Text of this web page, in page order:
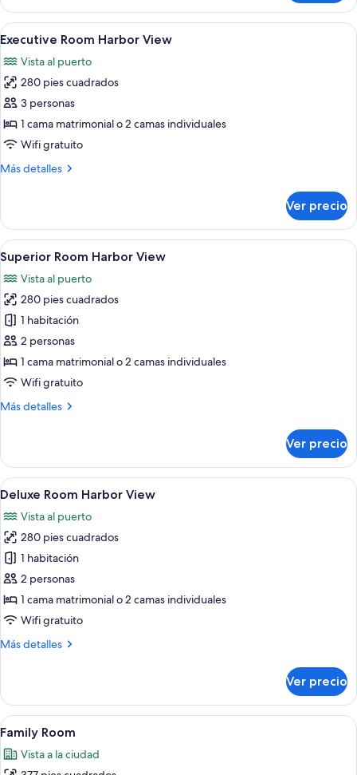
Room
Urban
View
Abrir
todas
las
fotos
de
Executive
Room
View
Un hotel moderno con una cama
4
Executive Room Harbor View
Vista al puerto
280 pies cuadrados
3 personas
1 cama matrimonial o 2 camas individuales
Wifi gratuito
Más detalles
Más
Room
Harbor
View
Ver precio
Abrir
todas
las
fotos
de
Superior
Room
Harbor
Una habitación de hotel moderna
5
Superior Room Harbor View
Vista al puerto
280 pies cuadrados
1 habitación
2 personas
1 cama matrimonial o 2 camas individuales
Wifi gratuito
Más detalles
Más
Room
Harbor
View
Ver precio
Abrir
todas
las
fotos
de
Deluxe
Room
Harbor
Habitación de hotel con una cama
4
Deluxe Room Harbor View
Vista al puerto
280 pies cuadrados
1 habitación
2 personas
1 cama matrimonial o 2 camas individuales
Wifi gratuito
Más detalles
Más
Room
Harbor
View
Ver precio
Abrir
todas
las
Habitación de hotel con una cama
3
Family Room
Vista a la ciudad